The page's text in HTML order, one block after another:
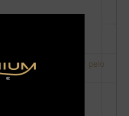
,Maquinas para cortar pelo